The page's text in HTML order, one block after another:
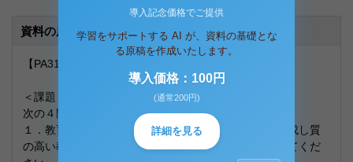
資料の原本内容
【PA3100教育課程論 1単位目 合格レポート】
＜課題＞
次の４問の中から２問を選択し、解答してください。
１．教育課程の定義と、各学校が適切な教育課程を編成し質
の高い教育活動を展開することの意義についてまとめてくだ
導入記念価格でご提供
学習をサポートする AI が、資料の基礎とな
る原稿を作成いたします。
導入価格：100円
(通常200円)
詳細を見る